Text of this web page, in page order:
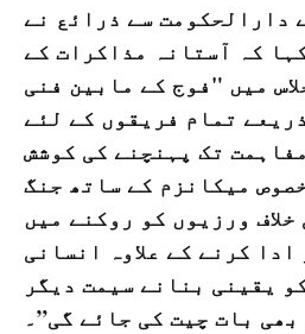
دارالحکومت سے ذرائع نے
کہ آستانہ مذاکرات کے
میں "فوج کے مابین فنی
تمام فریقوں کے لئے
تک پہنچنے کی کوشش
میکانزم کے ساتھ جنگ
ورزیوں کو روکنے میں
کرنے کے علاوہ انسانی
یقینی بنانے سیمت دیگر
بات چیت کی جائے گی”۔